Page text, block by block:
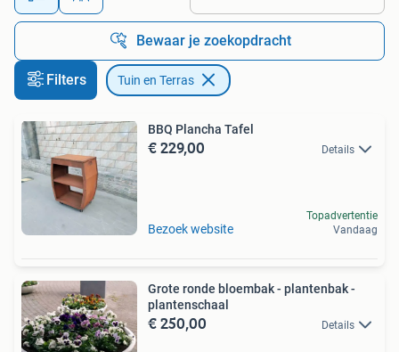
Bewaar je zoekopdracht
Filters Tuin en Terras
BBQ Plancha Tafel
€ 229,00 Details
Bezoek website
Topadvertentie
Vandaag
Grote ronde bloembak - plantenbak -
plantenschaal
€ 250,00 Details